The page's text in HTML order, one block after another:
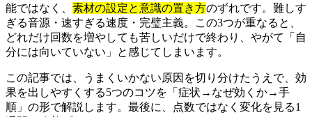
能ではなく、 素材の設定と意識の置き方のずれです。難しす
ぎる音源・速すぎる速度・完璧主義。この3つが重なると、
どれだけ回数を増やしても苦しいだけで終わり、やがて「自
分には向いていない」と感じてしまいます。
この記事では、うまくいかない原因を切り分けたうえで、効
果を出しやすくする5つのコツを「症状→なぜ効くか→手
順」の形で解説します。最後に、点数ではなく変化を見る1